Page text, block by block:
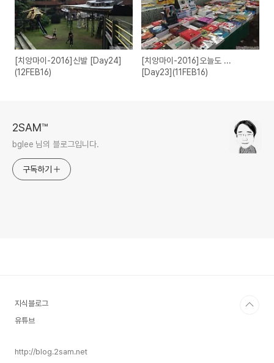
[치앙마이-2016]신발 [Day24]
(12FEB16)
[치앙마이-2016]오늘도 ...
[Day23](11FEB16)
2SAM™
bglee 님의 블로그입니다.
구독하기
지식블로그
유튜브
http://blog.2sam.net